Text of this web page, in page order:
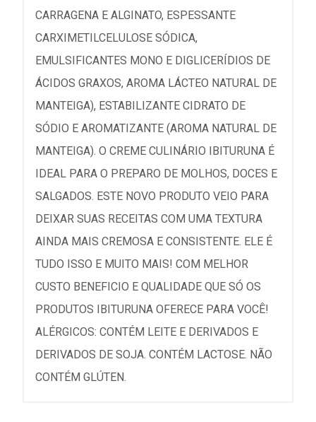
CARRAGENA E ALGINATO, ESPESSANTE
CARXIMETILCELULOSE SÓDICA,
EMULSIFICANTES MONO E DIGLICERÍDIOS DE
ÁCIDOS GRAXOS, AROMA LÁCTEO NATURAL DE
MANTEIGA), ESTABILIZANTE CIDRATO DE
SÓDIO E AROMATIZANTE (AROMA NATURAL DE
MANTEIGA). O CREME CULINÁRIO IBITURUNA É
IDEAL PARA O PREPARO DE MOLHOS, DOCES E
SALGADOS. ESTE NOVO PRODUTO VEIO PARA
DEIXAR SUAS RECEITAS COM UMA TEXTURA
AINDA MAIS CREMOSA E CONSISTENTE. ELE É
TUDO ISSO E MUITO MAIS! COM MELHOR
CUSTO BENEFICIO E QUALIDADE QUE SÓ OS
PRODUTOS IBITURUNA OFERECE PARA VOCÊ!
ALÉRGICOS: CONTÉM LEITE E DERIVADOS E
DERIVADOS DE SOJA. CONTÉM LACTOSE. NÃO
CONTÉM GLÚTEN.